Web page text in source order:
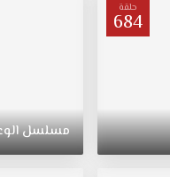
حلقة
684
مسلسل